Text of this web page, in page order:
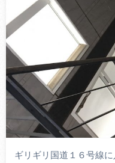
ギリギリ国道１６号線